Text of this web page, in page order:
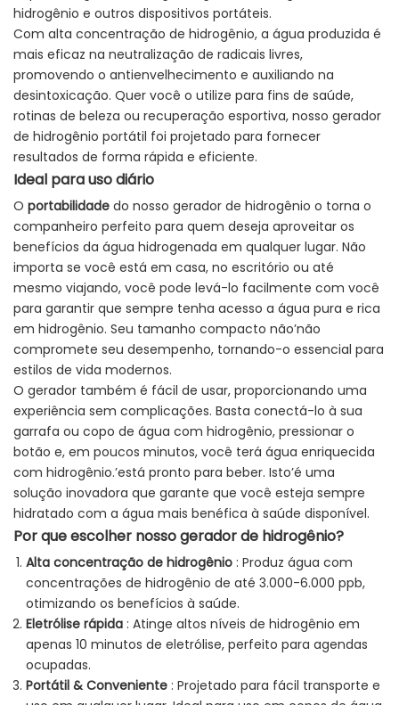
hidrogênio e outros dispositivos portáteis.
Com alta concentração de hidrogênio, a água produzida é
mais eficaz na neutralização de radicais livres,
promovendo o antienvelhecimento e auxiliando na
desintoxicação. Quer você o utilize para fins de saúde,
rotinas de beleza ou recuperação esportiva, nosso gerador
de hidrogênio portátil foi projetado para fornecer
resultados de forma rápida e eficiente.
Ideal para uso diário
O portabilidade do nosso gerador de hidrogênio o torna o
companheiro perfeito para quem deseja aproveitar os
benefícios da água hidrogenada em qualquer lugar. Não
importa se você está em casa, no escritório ou até
mesmo viajando, você pode levá-lo facilmente com você
para garantir que sempre tenha acesso a água pura e rica
em hidrogênio. Seu tamanho compacto não’não
compromete seu desempenho, tornando-o essencial para
estilos de vida modernos.
O gerador também é fácil de usar, proporcionando uma
experiência sem complicações. Basta conectá-lo à sua
garrafa ou copo de água com hidrogênio, pressionar o
botão e, em poucos minutos, você terá água enriquecida
com hidrogênio.’está pronto para beber. Isto’é uma
solução inovadora que garante que você esteja sempre
hidratado com a água mais benéfica à saúde disponível.
Por que escolher nosso gerador de hidrogênio?
Alta concentração de hidrogênio : Produz água com
concentrações de hidrogênio de até 3.000-6.000 ppb,
otimizando os benefícios à saúde.
Eletrólise rápida : Atinge altos níveis de hidrogênio em
apenas 10 minutos de eletrólise, perfeito para agendas
ocupadas.
Portátil & Conveniente : Projetado para fácil transporte e